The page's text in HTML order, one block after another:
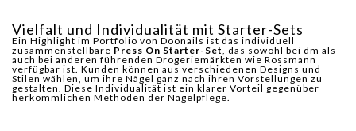
Vielfalt und Individualität mit Starter-Sets
Ein Highlight im Portfolio von Doonails ist das individuell
zusammenstellbare Press On Starter-Set, das sowohl bei dm als
auch bei anderen führenden Drogeriemärkten wie Rossmann
verfügbar ist. Kunden können aus verschiedenen Designs und
Stilen wählen, um ihre Nägel ganz nach ihren Vorstellungen zu
gestalten. Diese Individualität ist ein klarer Vorteil gegenüber
herkömmlichen Methoden der Nagelpflege.